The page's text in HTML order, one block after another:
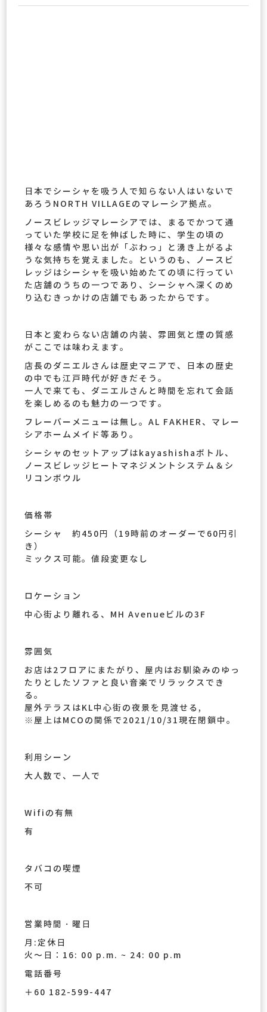
日本でシーシャを吸う人で知らない人はいないで
あろうNORTH VILLAGEのマレーシア拠点。
ノースビレッジマレーシアでは、まるでかつて通
っていた学校に足を伸ばした時に、学生の頃の
様々な感情や思い出が「ぶわっ」と湧き上がるよ
うな気持ちを覚えました。というのも、ノースビ
レッジはシーシャを吸い始めたての頃に行ってい
た店舗のうちの一つであり、シーシャへ深くのめ
り込むきっかけの店舗でもあったからです。
日本と変わらない店舗の内装、雰囲気と煙の質感
がここでは味わえます。
店長のダニエルさんは歴史マニアで、日本の歴史
の中でも江戸時代が好きだそう。
一人で来ても、ダニエルさんと時間を忘れて会話
を楽しめるのも魅力の一つです。
フレーバーメニューは無し。AL FAKHER、マレー
シアホームメイド等あり。
シーシャのセットアップはkayashishaボトル、
ノースビレッジヒートマネジメントシステム＆シ
リコンボウル
価格帯
シーシャ 約450円（19時前のオーダーで60円引
き）
ミックス可能。値段変更なし
ロケーション
中心街より離れる、MH Avenueビルの3F
雰囲気
お店は2フロアにまたがり、屋内はお馴染みのゆっ
たりとしたソファと良い音楽でリラックスでき
る。
屋外テラスはKL中心街の夜景を見渡せる,
※屋上はMCOの関係で2021/10/31現在閉鎖中。
利用シーン
大人数で、一人で
Wifiの有無
有
タバコの喫煙
不可
営業時間・曜日
月:定休日
火〜日：16: 00 p.m. ~ 24: 00 p.m
電話番号
＋60 182-599-447